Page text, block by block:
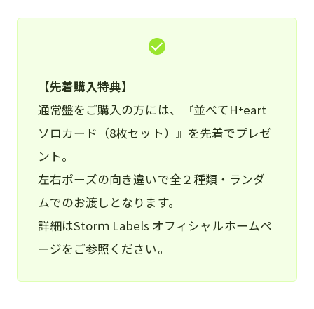
【先着購入特典】
通常盤をご購入の方には、『並べてH⁺eart
ソロカード（8枚セット）』を先着でプレゼ
ント。
左右ポーズの向き違いで全２種類・ランダ
ムでのお渡しとなります。
詳細はStorｍ Labels オフィシャルホームペ
ージをご参照ください。